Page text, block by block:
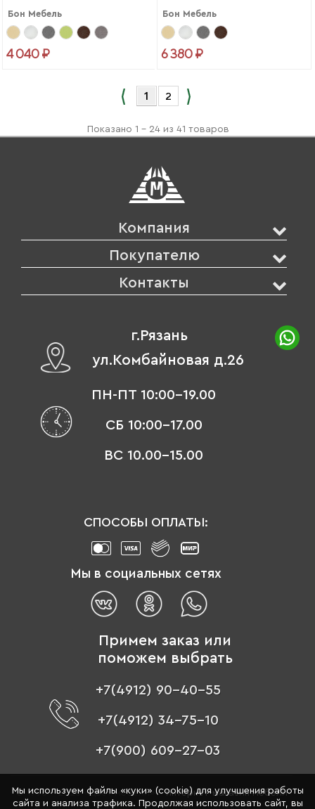
Бон Мебель
4 040 ₽
Бон Мебель
6 380 ₽
1 2
Показано 1 - 24 из 41 товаров
Компания
Покупателю
Контакты
г.Рязань
ул.Комбайновая д.26
ПН-ПТ 10:00-19.00
СБ 10:00-17.00
ВС 10.00-15.00
СПОСОБЫ ОПЛАТЫ:
Мы в социальных сетях
Примем заказ или
поможем выбрать
+7(4912) 90-40-55
+7(4912) 34-75-10
+7(900) 609-27-03
© 1996 - 2026 «Цвет мебели» –интернет-магазин мебели
Мы используем файлы «куки» (cookie) для улучшения работы
сайта и анализа трафика. Продолжая использовать сайт, вы